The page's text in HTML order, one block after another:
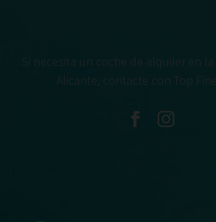
Si necesita un coche de alquiler en
Alicante, contacte con Top